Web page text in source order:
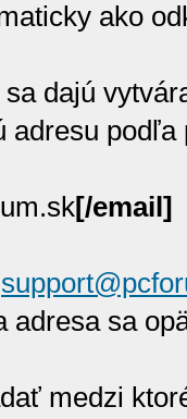
ako
dajú
adresu podľa
[/email]
adresa sa
medzi